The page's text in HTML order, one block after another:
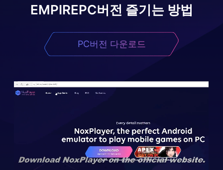
EMPIREPC버전 즐기는 방법
PC버전 다운로드